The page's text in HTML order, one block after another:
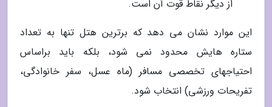
از دیگر نقاط قوت آن است.
این موارد نشان می دهد که برترین هتل تنها به تعداد
ستاره هایش محدود نمی شود، بلکه باید براساس
احتیاجهای تخصصی مسافر (ماه عسل، سفر خانوادگی،
تفریحات ورزشی) انتخاب شود.